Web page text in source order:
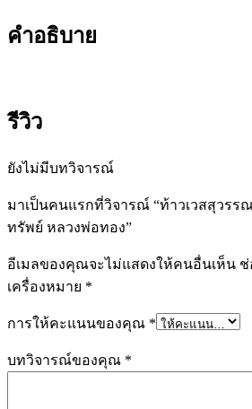
คำอธิบาย
รีวิว
ยังไม่มีบทวิจารณ์
มาเป็นคนแรกที่วิจารณ์ “ท้าวเวสสุวรร
ทรัพย์ หลวงพ่อทอง”
อีเมลของคุณจะไม่แสดงให้คนอื่นเห็น ช่
เครื่องหมาย *
การให้คะแนนของคุณ *
บทวิจารณ์ของคุณ *